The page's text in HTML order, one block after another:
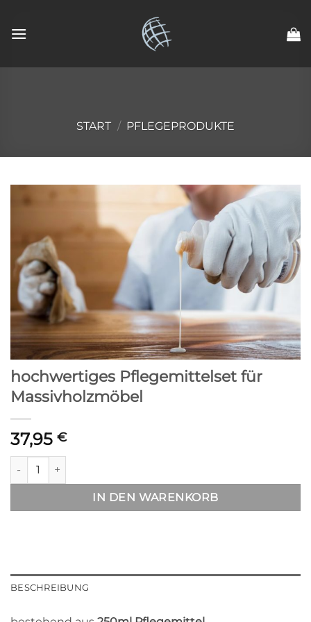
springen
START / PFLEGEPRODUKTE
hochwertiges Pflegemittelset für
Massivholzmöbel
37,95 €
hochwertiges Pflegemittelset für Massivholzmöbel Menge
IN DEN WARENKORB
BESCHREIBUNG